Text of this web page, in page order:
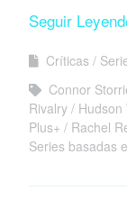
Seguir
Críticas
Connor
Rivalry
Hudson
Plus+
Rachel
Series basadas